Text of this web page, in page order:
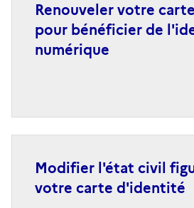
Renouveler votre
pour bénéficier de
numérique
Modifier l'état civil
votre carte d'identité